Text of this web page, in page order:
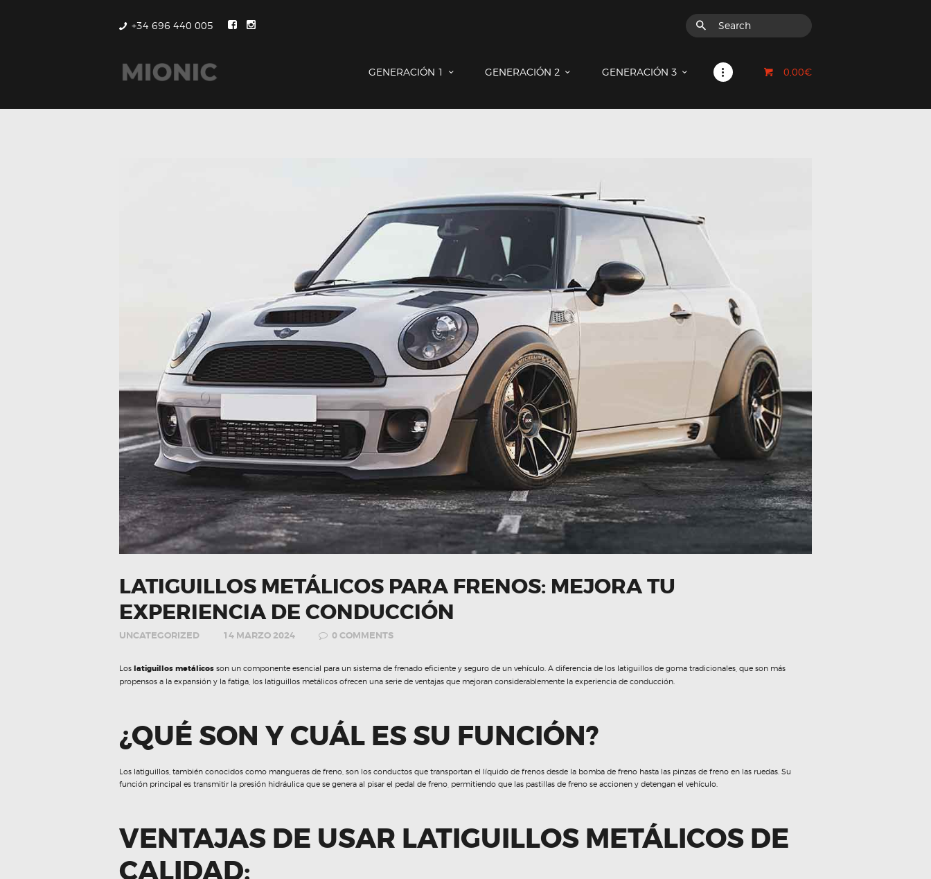
+34 696 440 005
GENERACIÓN 1 GENERACIÓN 2 GENERACIÓN 3 0,00€
COUNTRYMAN & PACEMAN
LATIGUILLOS METÁLICOS PARA FRENOS: MEJORA TU
EXPERIENCIA DE CONDUCCIÓN
UNCATEGORIZED 14 MARZO 2024 0 COMMENTS
Los latiguillos metálicos son un componente esencial para un sistema de frenado eficiente y seguro de un vehículo. A diferencia de los latiguillos de goma tradicionales, que son más
propensos a la expansión y la fatiga, los latiguillos metálicos ofrecen una serie de ventajas que mejoran considerablemente la experiencia de conducción.
¿QUÉ SON Y CUÁL ES SU FUNCIÓN?
Los latiguillos, también conocidos como mangueras de freno, son los conductos que transportan el líquido de frenos desde la bomba de freno hasta las pinzas de freno en las ruedas. Su
función principal es transmitir la presión hidráulica que se genera al pisar el pedal de freno, permitiendo que las pastillas de freno se accionen y detengan el vehículo.
VENTAJAS DE USAR LATIGUILLOS METÁLICOS DE
CALIDAD: